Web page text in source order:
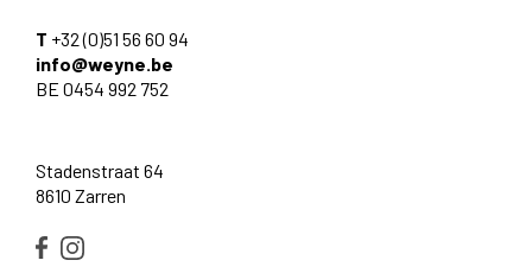
T +32 (0)51 56 60 94
info@weyne.be
BE 0454 992 752
Stadenstraat 64
8610 Zarren